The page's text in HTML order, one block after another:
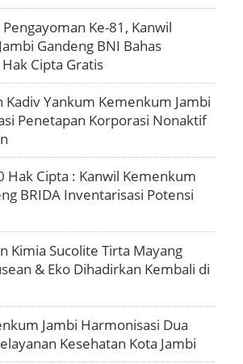
Ke-81, Kanwil
Gandeng BNI Bahas
Cipta Gratis
Kadiv Yankum Kemenkum Jambi
Penetapan Korporasi Nonaktif
Hak Cipta : Kanwil Kemenkum
BRIDA Inventarisasi Potensi
Kimia Sucolite Tirta Mayang
& Eko Dihadirkan Kembali di
Jambi Harmonisasi Dua
Kesehatan Kota Jambi